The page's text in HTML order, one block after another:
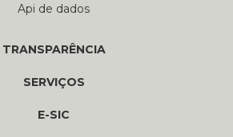
Api de dados
TRANSPARÊNCIA
SERVIÇOS
E-SIC